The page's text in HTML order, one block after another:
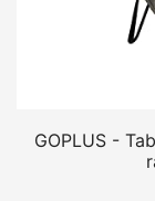
GOPLUS -